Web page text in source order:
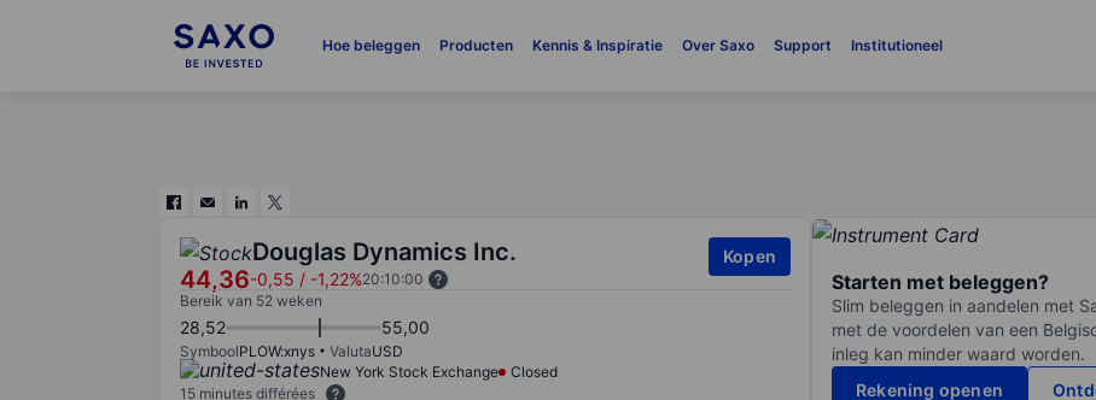
Hoe beleggen Producten Kennis & Inspiratie Over Saxo Support Institutioneel
Douglas Dynamics Inc.
44,36-0,55 / -1,22%20:10:00
Kopen
Bereik van 52 weken
28,52 55,00
SymboolPLOW:xnys ValutaUSD
New York Stock Exchange
Closed
15 minutes différées
Starten met beleggen?
Slim beleggen in aandelen met
met de voordelen van een
inleg kan minder waard worden.
Rekening openen